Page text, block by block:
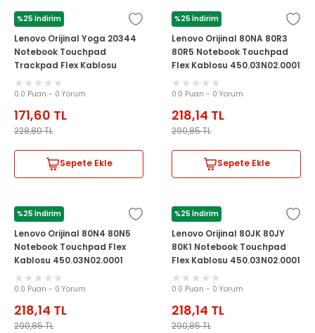
%25 İndirim
LENOVO
Lenovo Orijinal Yoga 20344
Notebook Touchpad
Trackpad Flex Kablosu
0.0 Puan - 0 Yorum
171,60 TL
228,80TL
Sepete Ekle
%25 İndirim
LENOVO
Lenovo Orijinal 80NA 80R3
80R5 Notebook Touchpad
Flex Kablosu 450.03N02.0001
0.0 Puan - 0 Yorum
218,14 TL
290,85TL
Sepete Ekle
%25 İndirim
LENOVO
Lenovo Orijinal 80N4 80N5
Notebook Touchpad Flex
Kablosu 450.03N02.0001
0.0 Puan - 0 Yorum
218,14 TL
290,85TL
%25 İndirim
LENOVO
Lenovo Orijinal 80JK 80JY
80K1 Notebook Touchpad
Flex Kablosu 450.03N02.0001
0.0 Puan - 0 Yorum
218,14 TL
290,85TL